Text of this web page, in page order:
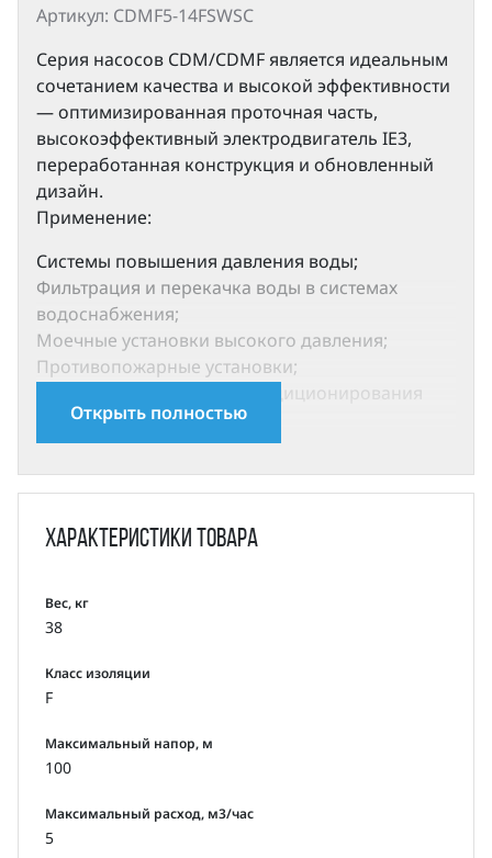
Артикул: CDMF5-14FSWSC
Серия насосов CDM/CDMF является идеальным
сочетанием качества и высокой эффективности
— оптимизированная проточная часть,
высокоэффективный электродвигатель IE3,
переработанная конструкция и обновленный
дизайн.
Применение:
Системы повышения давления воды;
Фильтрация и перекачка воды в системах
водоснабжения;
Моечные установки высокого давления;
Противопожарные установки;
Cистемы охлаждения и кондиционирования
воздуха;
Системы питания паровых котлов и перекачка
конденсата;
Системы охлаждения инструмента
металлорежущих станков (подача смазочно-
охлаждающей эмульсии) и т.д.;
установки обратного осмоса, нефтеперегонные
установки, сепараторы;
земель, капельное орошение, дождевальные
установки.
Открыть полностью
Характеристики товара
Вес, кг
38
Класс изоляции
F
Максимальный напор, м
100
Максимальный расход, м3/час
5